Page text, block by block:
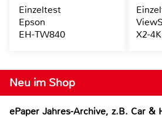
Neu im Shop
ePaper Jahres-Archive, z.B. Car &
Einzeltest
Epson
EH-TW840
X2-